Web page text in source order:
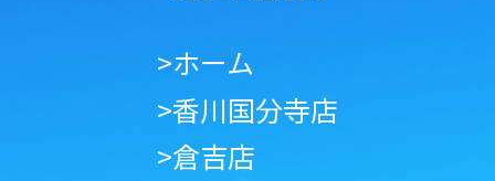
>ホーム
>香川国分寺店
>倉吉店